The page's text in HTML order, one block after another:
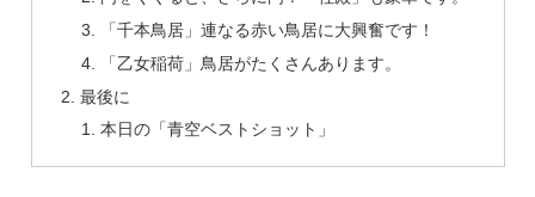
「千本鳥居」連なる赤い鳥居に大興奮です！
「乙女稲荷」鳥居がたくさんあります。
最後に
本日の「青空ベストショット」